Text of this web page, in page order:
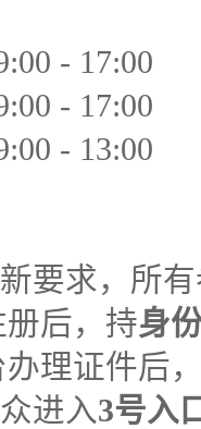
- 17:00
- 17:00
- 13:00
要求，所
后，持身
理证件后
进入3号入